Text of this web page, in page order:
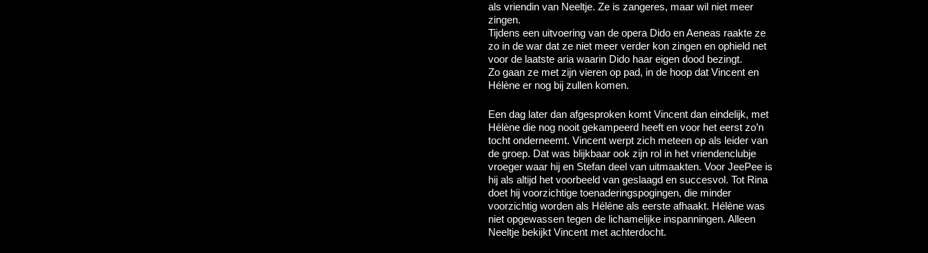
als vriendin van Neeltje. Ze is zangeres, maar wil niet meer
zingen.
Tijdens een uitvoering van de opera Dido en Aeneas raakte ze
zo in de war dat ze niet meer verder kon zingen en ophield net
voor de laatste aria waarin Dido haar eigen dood bezingt.
Zo gaan ze met zijn vieren op pad, in de hoop dat Vincent en
Hélène er nog bij zullen komen.
Een dag later dan afgesproken komt Vincent dan eindelijk, met
Hélène die nog nooit gekampeerd heeft en voor het eerst zo’n
tocht onderneemt. Vincent werpt zich meteen op als leider van
de groep. Dat was blijkbaar ook zijn rol in het vriendenclubje
vroeger waar hij en Stefan deel van uitmaakten. Voor JeePee is
hij als altijd het voorbeeld van geslaagd en succesvol. Tot Rina
doet hij voorzichtige toenaderingspogingen, die minder
voorzichtig worden als Hélène als eerste afhaakt. Hélène was
niet opgewassen tegen de lichamelijke inspanningen. Alleen
Neeltje bekijkt Vincent met achterdocht.